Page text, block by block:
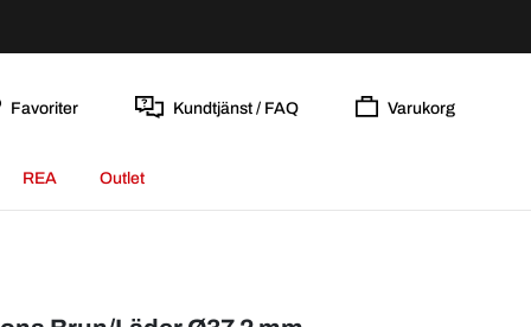
Favoriter Kundtjänst / FAQ Varukorg
REA Outlet